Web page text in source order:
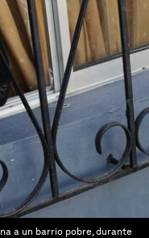
a un barrio pobre, durante